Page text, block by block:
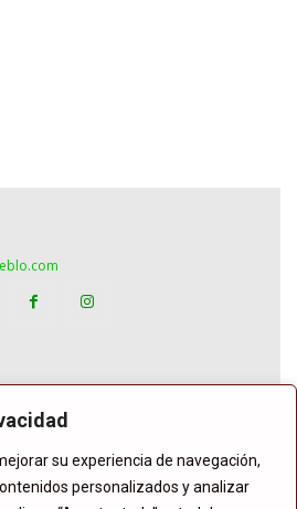
su experiencia de navegación,
personalizados y analizar